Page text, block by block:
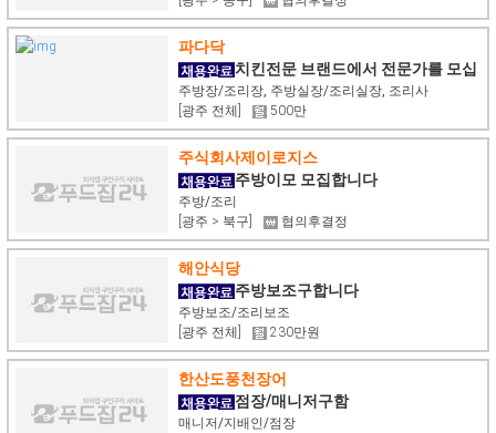
파다닥
치킨전문 브랜드에서 전문가를 모십
니다
주방장/조리장, 주방실장/조리실장, 조리사
[광주 전체]
500만
주식회사제이로지스
주방이모 모집합니다
주방/조리
[광주 > 북구]
협의후결정
해안식당
주방보조구합니다
주방보조/조리보조
[광주 전체]
230만원
한산도풍천장어
점장/매니저구함
매니저/지배인/점장